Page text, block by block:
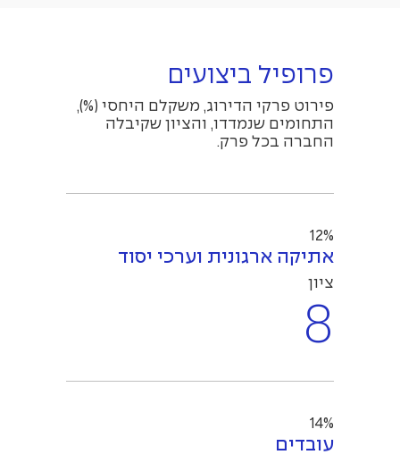
פרופיל ביצועים
פירוט פרקי הדירוג, משקלם היחסי (%),
התחומים שנמדדו, והציון שקיבלה
החברה בכל פרק.
12%
אתיקה ארגונית וערכי יסוד
ציון
8
14%
עובדים